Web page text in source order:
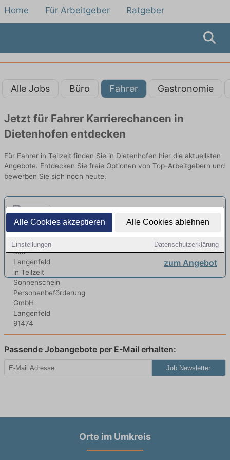
Alle Cookies akzeptieren Alle Cookies ablehnen
Einstellungen Datenschutzerklärung
Home Für Arbeitgeber Ratgeber
Alle Jobs Büro Fahrer Gastronomie
Jetzt für Fahrer Karrierechancen in
Dietenhofen entdecken
Für Fahrer in Teilzeit finden Sie in Dietenhofen hier die aktuellsten
Angebote. Entdecken Sie freie Optionen von Top-Arbeitgebern und
bewerben Sie sich noch heute.
Fahrer (m/w/d) für die
Personenbeförderung aus
Langenfeld in Teilzeit neu
Sonnenschein Personenbeförderung GmbH
zum Angebot
Passende Jobangebote per E-Mail erhalten:
Job Newsletter
Orte im Umkreis